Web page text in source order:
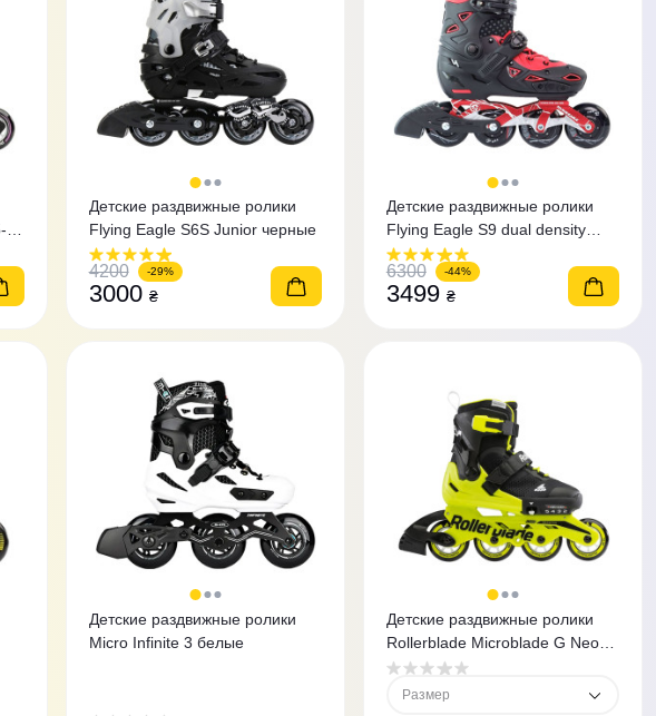
Детские раздвижные ролики
Flying Eagle S6S Junior черные
4200 -29%
3000 ₴
Детские раздвижные ролики
Flying Eagle S9 dual density
красные
6300 -44%
3499 ₴
Детские раздвижные ролики
Micro Infinite 3 белые
Детские раздвижные ролики
Rollerblade Microblade G Neon
зеленые 36,5-40,5
Размер